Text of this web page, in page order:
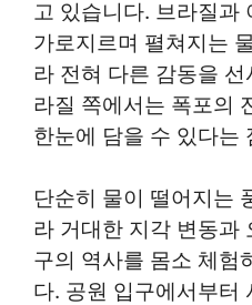
고 있습니다. 브라질과
가로지르며 펼쳐지는
라 전혀 다른 감동을
라질 쪽에서는 폭포의
한눈에 담을 수 있다는
단순히 물이 떨어지는
라 거대한 지각 변동과
구의 역사를 몸소 체험
다. 공원 입구에서부터